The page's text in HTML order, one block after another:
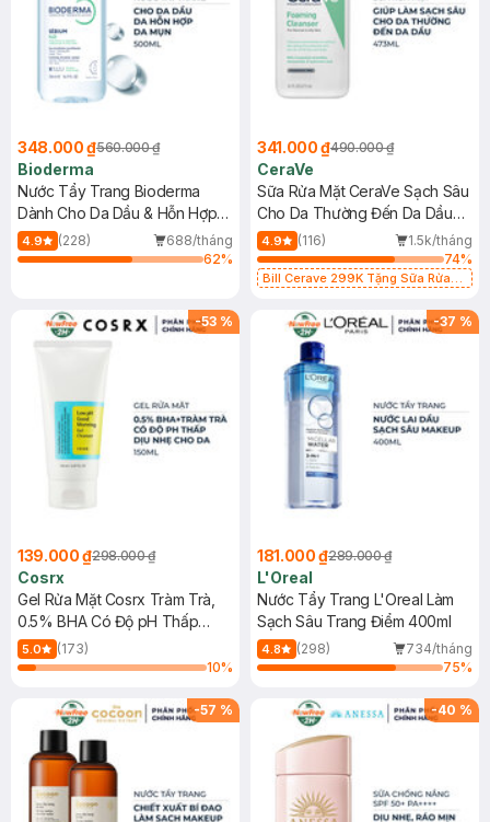
348.000 ₫560.000 ₫
Bioderma
Nước Tẩy Trang Bioderma
Dành Cho Da Dầu & Hỗn Hợp
500ml
4.9 (228)
688/tháng
62%
341.000 ₫490.000 ₫
CeraVe
Sữa Rửa Mặt CeraVe Sạch Sâu
Cho Da Thường Đến Da Dầu
473ml
4.9 (116)
1.5k/tháng
74%
Bill Cerave 299K Tặng Sữa Rửa
-53 %
139.000 ₫298.000 ₫
Cosrx
Gel Rửa Mặt Cosrx Tràm Trà,
0.5% BHA Có Độ pH Thấp
150ml
5.0
(173)
10%
-37 %
181.000 ₫289.000 ₫
L'Oreal
Nước Tẩy Trang L'Oreal Làm
Sạch Sâu Trang Điểm 400ml
4.8 (298)
734/tháng
75%
-57 % -40 %